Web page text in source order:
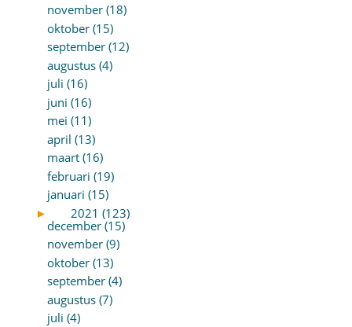
november (18)
oktober (15)
september (12)
augustus (4)
juli (16)
juni (16)
mei (11)
april (13)
maart (16)
februari (19)
januari (15)
►
2021 (123)
december (15)
november (9)
oktober (13)
september (4)
augustus (7)
juli (4)